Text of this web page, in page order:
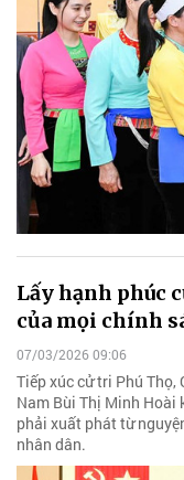
Lấy hạnh phúc
của mọi chính
07/03/2026 09:06
Tiếp xúc cử tri Phú Thọ,
Nam Bùi Thị Minh Hoài
phải xuất phát từ
nhân dân.